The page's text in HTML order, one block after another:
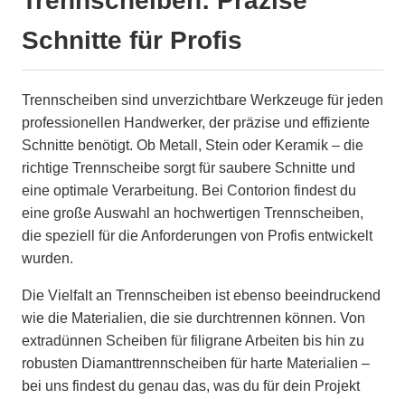
Schnitte für Profis
Trennscheiben sind unverzichtbare Werkzeuge für jeden
professionellen Handwerker, der präzise und effiziente
Schnitte benötigt. Ob Metall, Stein oder Keramik – die
richtige Trennscheibe sorgt für saubere Schnitte und
eine optimale Verarbeitung. Bei Contorion findest du
eine große Auswahl an hochwertigen Trennscheiben,
die speziell für die Anforderungen von Profis entwickelt
wurden.
Die Vielfalt an Trennscheiben ist ebenso beeindruckend
wie die Materialien, die sie durchtrennen können. Von
extradünnen Scheiben für filigrane Arbeiten bis hin zu
robusten Diamanttrennscheiben für harte Materialien –
bei uns findest du genau das, was du für dein Projekt